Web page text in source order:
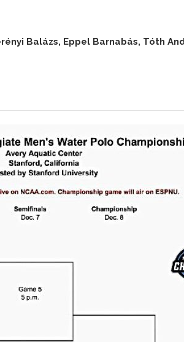
Balázs, Eppel Barnabás, Tóth